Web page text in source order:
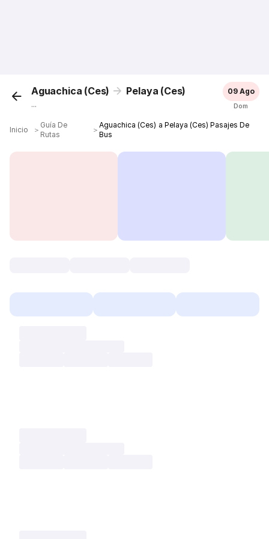
Aguachica (Ces) Pelaya (Ces)
...
09 Ago
Dom
Inicio ＞
Guía De
Rutas
＞
Aguachica (Ces) a Pelaya (Ces) Pasajes De
Bus